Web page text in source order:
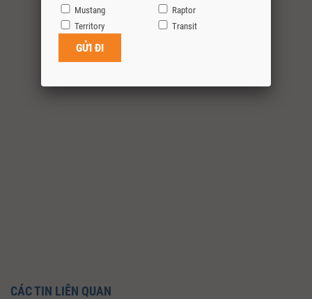
CÁC TIN LIÊN QUAN
Mustang
Raptor
Territory
Transit